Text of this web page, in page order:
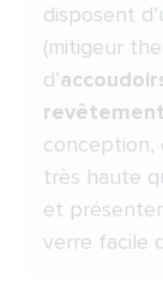
disposent
(mitigeur
d’
conception,
très haute
et
verre facile